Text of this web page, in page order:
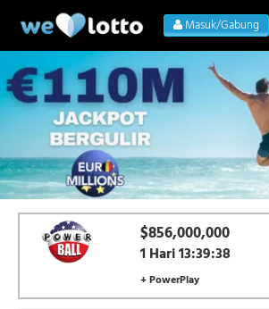
Masuk/Gabung
$856,000,000
1 Hari 13:39:38
+ PowerPlay